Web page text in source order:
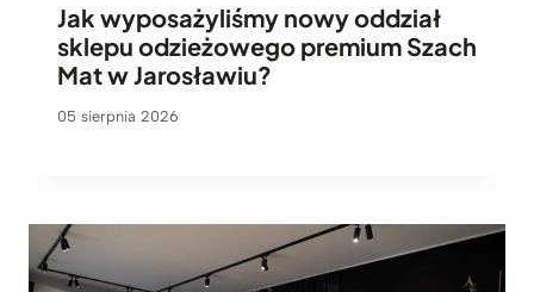
Jak wyposażyliśmy nowy oddział
sklepu odzieżowego premium Szach
Mat w Jarosławiu?
05 sierpnia 2026